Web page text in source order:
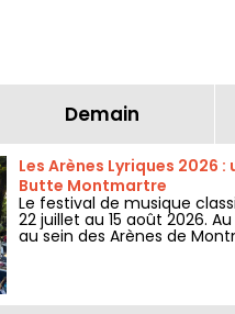
Demain
Les Arènes Lyriques 2026
Butte Montmartre
Le festival de musique
22 juillet au 15 août 2026.
au sein des Arènes de